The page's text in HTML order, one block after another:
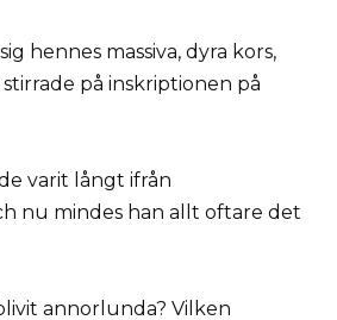
hennes massiva, dyra kors,
på inskriptionen på
varit långt ifrån
nu mindes han allt oftare det
annorlunda? Vilken